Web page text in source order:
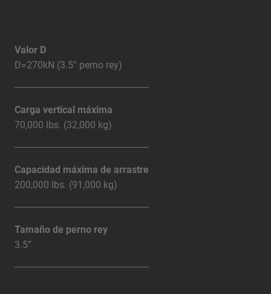
Valor D
D=270kN (3.5” perno rey)
Carga vertical máxima
70,000 lbs. (32,000 kg)
Capacidad máxima de arrastre
200,000 lbs. (91,000 kg)
Tamaño de perno rey
3.5”